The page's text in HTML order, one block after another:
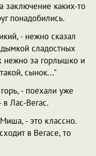
заключение каких-то
понадобились.
- нежно сказал
сладостных
нежно за горлышко и
сынок..."
- поехали уже
в Лас-Вегас.
- это классно.
в Вегасе, то